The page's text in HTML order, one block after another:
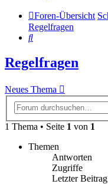
Foren-Übersicht
Regelfragen
Suche
Regelfragen
Neues Thema
1 Thema • Seite 1 von 1
Themen
Antworten
Zugriffe
Letzter Beitrag